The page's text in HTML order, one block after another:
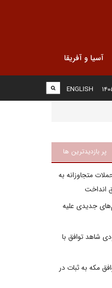
آسیا و آفریقا
ENGLISH
پر بازدیدترین ها
متجاوزانه به
انداخت
جدیدی علیه
شاهد توافق با
مکه به ثبات در